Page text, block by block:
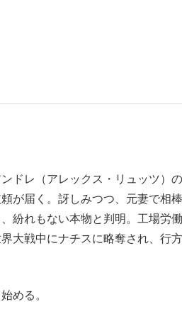
森保一監督...
ドレ（アレックス・リュッツ）
が届く。訝しみつつ、元妻で相
紛れもない本物と判明。工場労
大戦中にナチスに略奪され、行
める。